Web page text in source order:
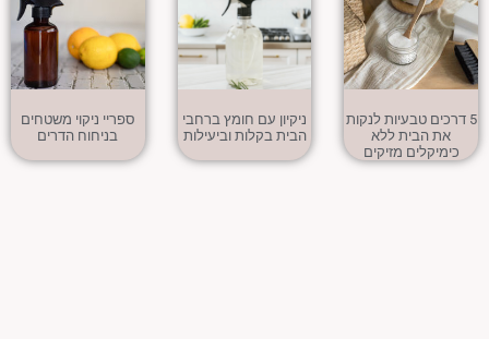
5 דרכים טבעיות לנקות
את הבית ללא
כימיקלים מזיקים
ניקיון עם חומץ ברחבי
הבית בקלות וביעילות
ספריי ניקוי משטחים
בניחוח הדרים